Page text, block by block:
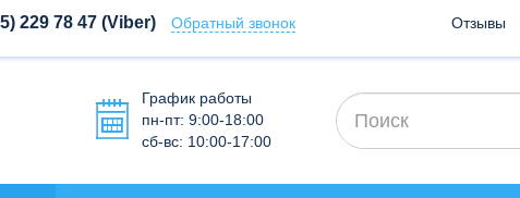
229 78 47(Viber) Обратный звонок Отзывы
График работы
пн-пт: 9:00-18:00
сб-вс: 10:00-17:00